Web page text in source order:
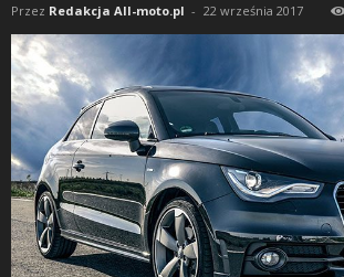
Przez Redakcja All-moto.pl - 22 września 2017